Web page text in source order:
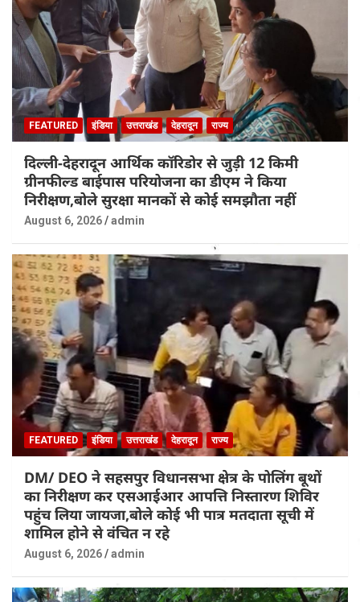
FEATURED इंडिया उत्तराखंड देहरादून राज्य
दिल्ली-देहरादून आर्थिक कॉरिडोर से जुड़ी 12 किमी
ग्रीनफील्ड बाईपास परियोजना का डीएम ने किया
निरीक्षण,बोले सुरक्षा मानकों से कोई समझौता नहीं
August 6, 2026 admin
FEATURED इंडिया उत्तराखंड देहरादून राज्य
DM/ DEO ने सहसपुर विधानसभा क्षेत्र के पोलिंग बूथों
का निरीक्षण कर एसआईआर आपत्ति निस्तारण शिविर
पहुंच लिया जायजा,बोले कोई भी पात्र मतदाता सूची में
शामिल होने से वंचित न रहे
August 6, 2026 admin